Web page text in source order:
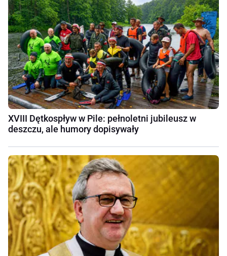
XVIII Dętkospływ w Pile: pełnoletni jubileusz w
deszczu, ale humory dopisywały